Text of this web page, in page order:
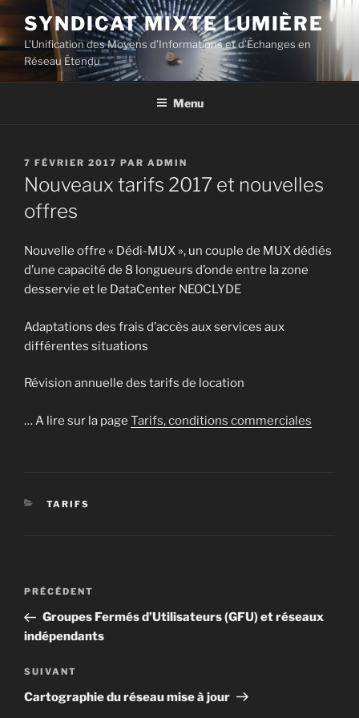
Aller
au
contenu
principal
SYNDICAT MIXTE LUMIÈRE
L’Unification des Moyens d’Informations et d’Échanges en
Réseau Étendu
Menu
PUBLIÉ
LE
7 FÉVRIER 2017 PAR ADMIN
Nouveaux tarifs 2017 et nouvelles
offres
Nouvelle offre « Dédi-MUX », un couple de MUX dédiés
d’une capacité de 8 longueurs d’onde entre la zone
desservie et le DataCenter NEOCLYDE
Adaptations des frais d’accès aux services aux
différentes situations
Révision annuelle des tarifs de location
… A lire sur la page Tarifs, conditions commerciales
CATÉGORIES
TARIFS
Navigation
l’article
Article
précédent
PRÉCÉDENT
Groupes Fermés d’Utilisateurs (GFU) et réseaux
indépendants
Article
suivant
SUIVANT
Cartographie du réseau mise à jour